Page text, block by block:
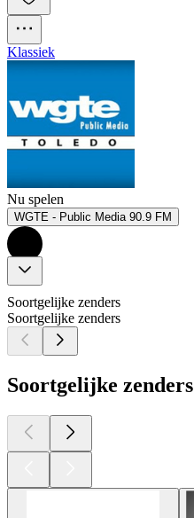
Klassiek
Nu spelen
WGTE - Public Media 90.9 FM
Soortgelijke zenders
Soortgelijke zenders
Soortgelijke zenders